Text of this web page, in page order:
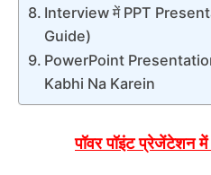
Interview में PPT
Guide)
PowerPoint
Kabhi Na Karein
पॉवर पॉइंट प्रेजेंटेशन